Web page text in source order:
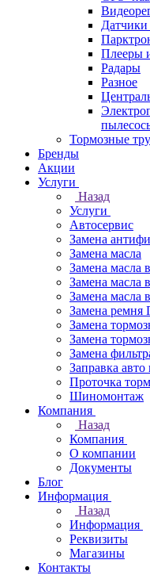
Датчики
Плееры
Радары
Разное
Тормозные
Бренды
Акции
Услуги
Назад
Услуги
Автосервис
Замена
Замена масла
Замена
Замена масла
Замена
Замена
Замена
Замена
Замена
Заправка
Проточка
Шиномонтаж
Компания
Назад
Компания
О компании
Документы
Блог
Информация
Назад
Информация
Реквизиты
Магазины
Контакты